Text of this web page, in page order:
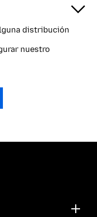
distribución
nuestro